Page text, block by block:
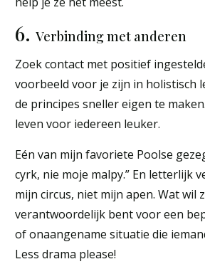
6. Verbinding met anderen
Zoek contact met positief
voorbeeld voor je zijn in holistisch
de principes sneller eigen te
leven voor iedereen leuker.
Eén van mijn favoriete Poolse
cyrk, nie moje malpy.” En letterlijk
mijn circus, niet mijn apen. Wat wil
verantwoordelijk bent voor een
of onaangename situatie die
Less drama please!